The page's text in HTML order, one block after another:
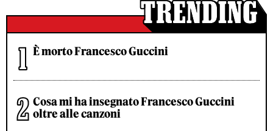
È morto Francesco Guccini
Cosa mi ha insegnato Francesco Guccini
oltre alle canzoni